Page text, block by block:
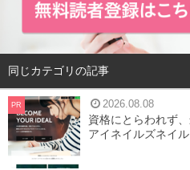
信州須藤農園 「１００
セット」
ブーランジュリー カル
ワッサン 10ヶ入りセッ
同じカテゴリの記事
PR 2026.08.08
資格にとらわれず
アイネイルズネイ